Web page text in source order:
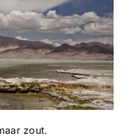
zout.